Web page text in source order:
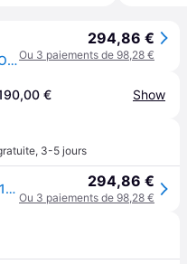
Appareil photo reflex Canon EOS 1200D 18MP + objectif EF-S 18-55 mm
294,86 €
Ou 3 paiements de 98,28 €
€ Show
, 3-5 jours
Appareil photo reflex Canon EOS 1200D 18MP + objectif EF-S 18-55 mm 294,86 €
Ou 3 paiements de 98,28 €